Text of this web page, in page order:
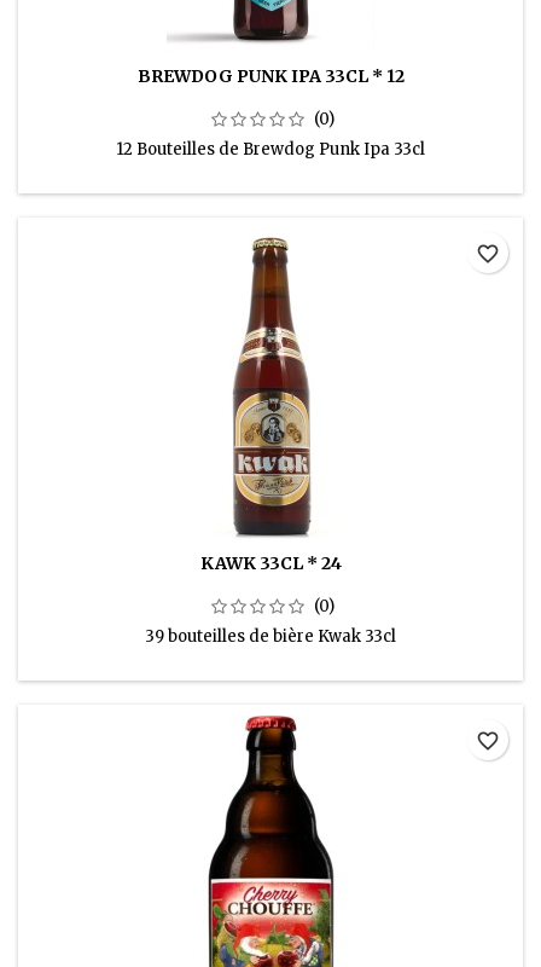
BREWDOG PUNK IPA 33CL * 12
(0)
12 Bouteilles de Brewdog Punk Ipa 33cl
KAWK 33CL * 24
(0)
39 bouteilles de bière Kwak 33cl
favorite_border
favorite_border